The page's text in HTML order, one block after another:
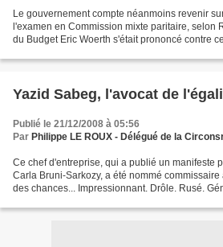
Le gouvernement compte néanmoins revenir
l'examen en Commission mixte paritaire, selon
du Budget Eric Woerth s'était prononcé contre
Yazid Sabeg, l'avocat de
Publié le 21/12/2008 à 05:56
Par Philippe LE ROUX - Délégué de la
Ce chef d'entreprise, qui a publié un manifeste
Carla Bruni-Sarkozy, a été nommé
des chances... Impressionnant. Drôle. Rusé.